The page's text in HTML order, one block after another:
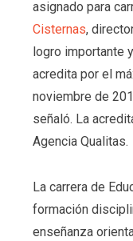
asignado para
Cisternas,
logro importante
acredita por el
noviembre de
señaló. La
Agencia Qualitas.
La carrera de
formación
enseñanza